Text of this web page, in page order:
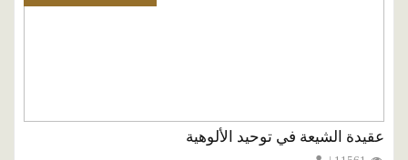
عقيدة الشيعة في توحيد الألوهية